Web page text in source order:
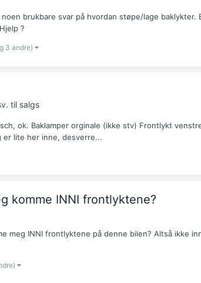
brukbare svar på hvordan støpe/lage
?
3 andre)
til salgs
ok. Baklamper orginale (ikke stv) Frontlykt
er lite her inne, desverre...
komme INNI frontlyktene?
meg INNI frontlyktene på denne bilen? Altså ikke